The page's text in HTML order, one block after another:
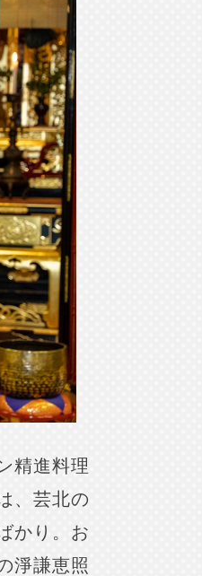
精進料理
、芸北の
かり。お
淨謙恵照